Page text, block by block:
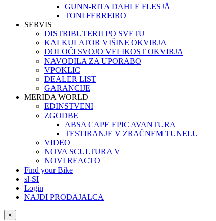
GUNN-RITA DAHLE FLESJÅ
TONI FERREIRO
SERVIS
DISTRIBUTERJI PO SVETU
KALKULATOR VIŠINE OKVIRJA
DOLOČI SVOJO VELIKOST OKVIRJA
NAVODILA ZA UPORABO
VPOKLIC
DEALER LIST
GARANCIJE
MERIDA WORLD
EDINSTVENI
ZGODBE
ABSA CAPE EPIC AVANTURA
TESTIRANJE V ZRAČNEM TUNELU
VIDEO
NOVA SCULTURA V
NOVI REACTO
Find your Bike
sl-SI
Login
NAJDI PRODAJALCA
×